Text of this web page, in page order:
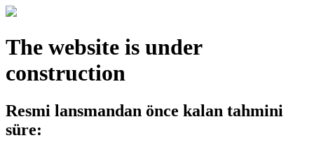
The website is under
construction
Resmi lansmandan önce kalan tahmini
süre: